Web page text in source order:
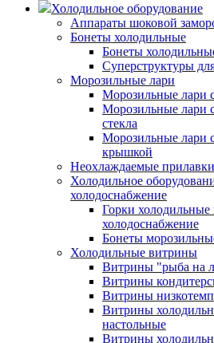
Холодильное оборудование
Аппараты шоковой
Бонеты холодильные
Бонеты
Суперструктуры
Морозильные лари
Морозильные лари
Морозильные лари
стекла
Морозильные лари
крышкой
Неохлаждаемые прилавки
Холодильное
холодоснабжение
Горки
холодоснабжение
Бонеты
Холодильные витрины
Витрины "рыба на
Витрины
Витрины
Витрины
настольные
Витрины